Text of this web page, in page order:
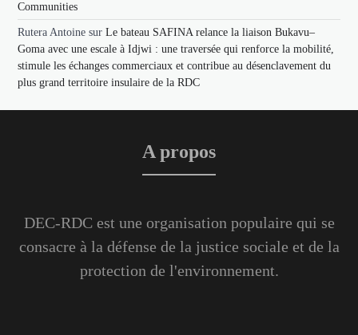
Communities
Rutera Antoine surLe bateau SAFINA relance la liaison Bukavu–
Goma avec une escale à Idjwi : une traversée qui renforce la mobilité,
stimule les échanges commerciaux et contribue au désenclavement du
plus grand territoire insulaire de la RDC
A propos
DEC-RDC est une organisation populaire qui se
consacre à la défense de la justice sociale et de la
protection de l'environnement.